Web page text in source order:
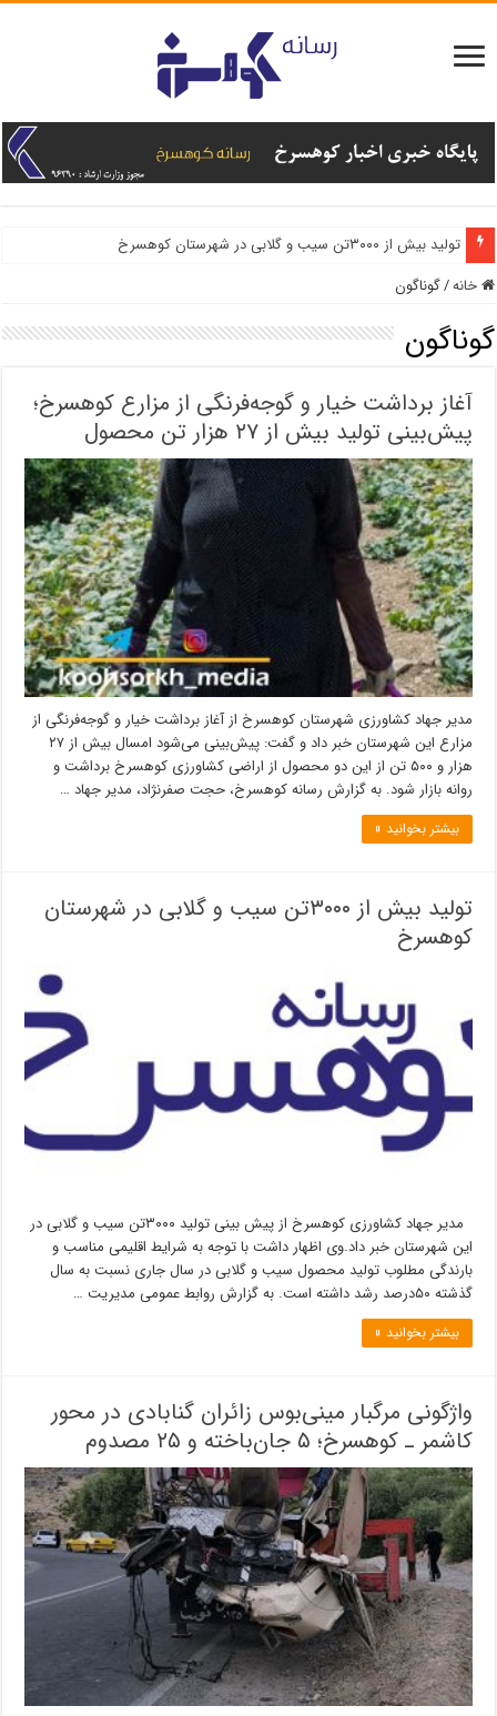
تولید بیش از ۳۰۰۰تن سیب و گلابی در شهرستان کوهسرخ
خانه/گوناگون
گوناگون
آغاز برداشت خیار و گوجه‌فرنگی از مزارع کوهسرخ؛
پیش‌بینی تولید بیش از ۲۷ هزار تن محصول
مدیر جهاد کشاورزی شهرستان کوهسرخ از آغاز برداشت خیار و گوجه‌فرنگی از
مزارع این شهرستان خبر داد و گفت: پیش‌بینی می‌شود امسال بیش از ۲۷
هزار و ۵۰۰ تن از این دو محصول از اراضی کشاورزی کوهسرخ برداشت و
روانه بازار شود. به گزارش رسانه کوهسرخ، حجت صفرنژاد، مدیر جهاد …
بیشتر بخوانید »
تولید بیش از ۳۰۰۰تن سیب و گلابی در شهرستان
کوهسرخ
مدیر جهاد کشاورزی کوهسرخ از پیش بینی تولید ۳۰۰۰تن سیب و گلابی در
این شهرستان خبر داد.وی اظهار داشت با توجه به شرایط اقلیمی مناسب و
بارندگی مطلوب تولید محصول سیب و گلابی در سال جاری نسبت به سال
گذشته ۵۰درصد رشد داشته است. به گزارش روابط عمومی مدیریت …
بیشتر بخوانید »
واژگونی مرگبار مینی‌بوس زائران گنابادی در محور
کاشمر ـ کوهسرخ؛ ۵ جان‌باخته و ۲۵ مصدوم